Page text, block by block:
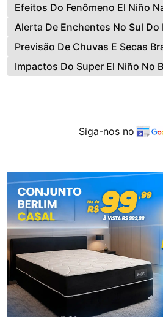
Efeitos Do Fenômeno El Niño
Alerta De Enchentes No Sul Do
Previsão De Chuvas E Secas
Impactos Do Super El Niño No
Siga-nos no